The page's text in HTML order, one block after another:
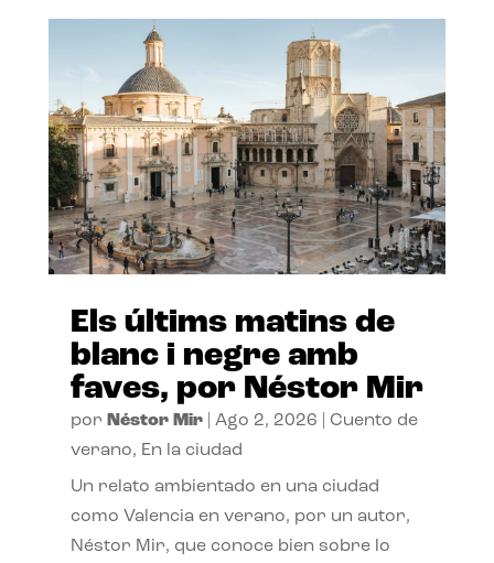
Els últims matins de
blanc i negre amb
faves, por Néstor Mir
por Néstor Mir| Ago 2, 2026
Cuento de
verano, En la ciudad
Un relato ambientado en una ciudad
como Valencia en verano, por un autor,
Néstor Mir, que conoce bien sobre lo